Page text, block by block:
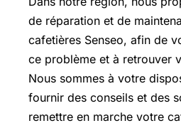
de réparation et de
cafetières Senseo, afin de
ce problème et à retrouver
Nous sommes à votre
fournir des conseils et des
remettre en marche votre